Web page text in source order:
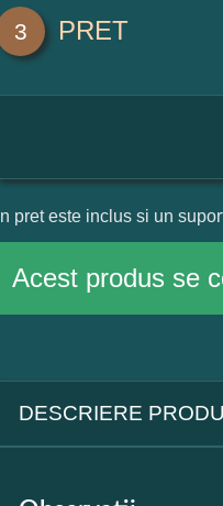
3 PRET
In pret este inclus si un
Acest produs se
DESCRIERE